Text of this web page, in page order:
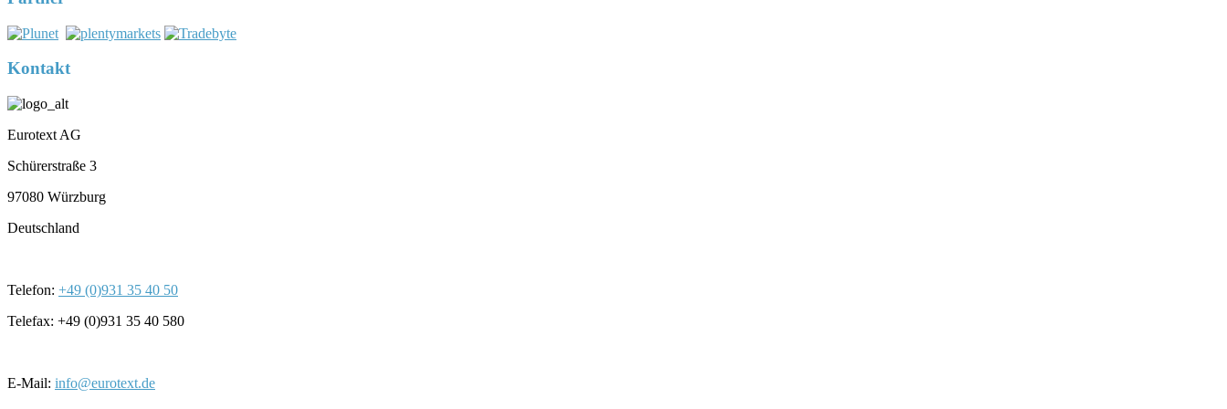
Kontakt
Eurotext AG
Schürerstraße 3
97080 Würzburg
Deutschland
Telefon: +49 (0)931 35 40 50
Telefax: +49 (0)931 35 40 580
E-Mail: info@eurotext.de